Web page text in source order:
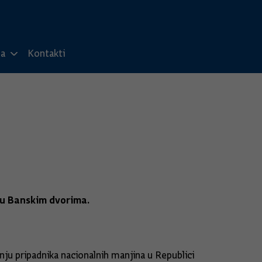
Kontakti
Banskim dvorima.
pripadnika nacionalnih manjina u Republici